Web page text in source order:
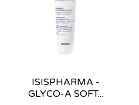
ISISPHARMA -
GLYCO-A SOFT...